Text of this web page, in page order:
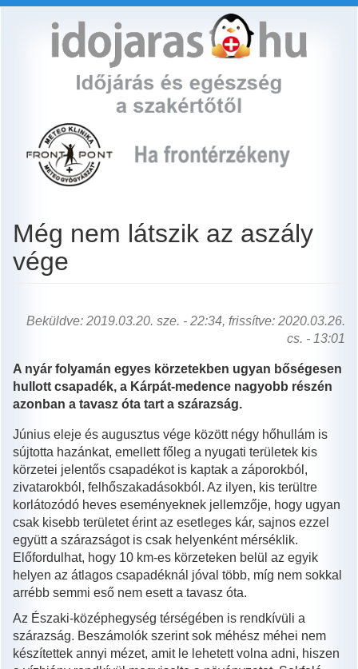
Még nem látszik az aszály
vége
Beküldve: 2019.03.20. sze. - 22:34, frissítve: 2020.03.26.
cs. - 13:01
A nyár folyamán egyes körzetekben ugyan bőségesen
hullott csapadék, a Kárpát-medence nagyobb részén
azonban a tavasz óta tart a szárazság.
Június eleje és augusztus vége között négy hőhullám is
sújtotta hazánkat, emellett főleg a nyugati területek kis
körzetei jelentős csapadékot is kaptak a záporokból,
zivatarokból, felhőszakadásokból. Az ilyen, kis terültre
korlátozódó heves eseményeknek jellemzője, hogy ugyan
csak kisebb területet érint az esetleges kár, sajnos ezzel
együtt a szárazságot is csak helyenként mérséklik.
Előfordulhat, hogy 10 km-es körzeteken belül az egyik
helyen az átlagos csapadéknál jóval több, míg nem sokkal
arrébb semmi eső nem esett a tavasz óta.
Az Északi-középhegység térségében is rendkívüli a
szárazság. Beszámolók szerint sok méhész méhei nem
készítettek annyi mézet, amit le lehetett volna adni, hiszen